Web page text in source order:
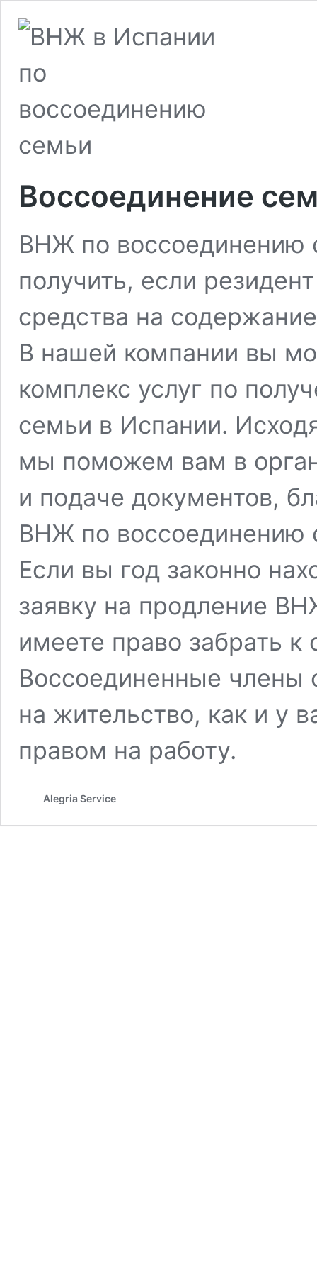
Воссоединение
ВНЖ по воссоединению
получить, если
средства на
В нашей компании вы
комплекс услуг по
семьи в Испании.
мы поможем вам в
и подаче документов,
ВНЖ по воссоединению
Если вы год законно
заявку на продление
имеете право забрать
Воссоединенные члены
на жительство, как и у
правом на работу.
Alegria Service